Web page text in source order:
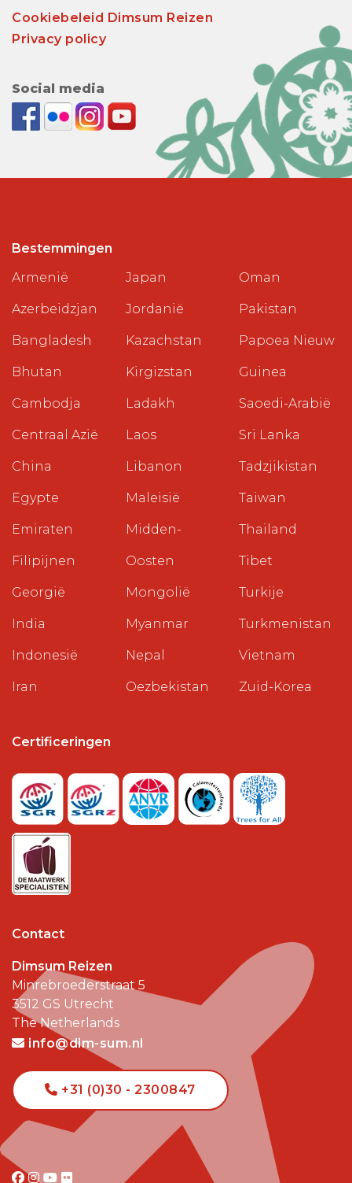
Cookiebeleid Dimsum Reizen
Privacy policy
Social media
Bestemmingen
Armenië
Azerbeidzjan
Bangladesh
Bhutan
Cambodja
Centraal Azië
China
Egypte
Emiraten
Filipijnen
Georgië
India
Indonesië
Iran
Japan
Jordanië
Kazachstan
Kirgizstan
Ladakh
Laos
Libanon
Maleisië
Midden-
Oosten
Mongolië
Myanmar
Nepal
Oezbekistan
Oman
Pakistan
Papoea Nieuw
Guinea
Saoedi-Arabië
Sri Lanka
Tadzjikistan
Taiwan
Thailand
Tibet
Turkije
Turkmenistan
Vietnam
Zuid-Korea
Certificeringen
Contact
Dimsum Reizen
Minrebroederstraat 5
3512 GS Utrecht
The Netherlands
info@dim-sum.nl
+31 (0)30 - 2300847